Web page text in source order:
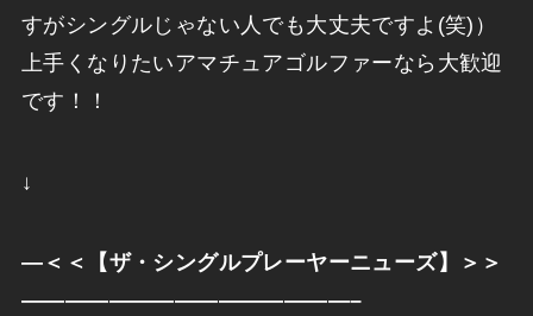
すがシングルじゃない人でも大丈夫ですよ(笑)）
上手くなりたいアマチュアゴルファーなら大歓迎
です！！
↓
— ＜＜【ザ・シングルプレーヤーニューズ】＞＞
———————————————–